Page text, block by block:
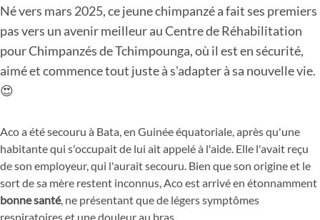
Né vers mars 2025, ce jeune chimpanzé a fait ses premiers
pas vers un avenir meilleur au Centre de Réhabilitation
pour Chimpanzés de Tchimpounga, où il est en sécurité,
aimé et commence tout juste à s'adapter à sa nouvelle vie.
😍
Aco a été secouru à Bata, en Guinée équatoriale, après qu'une
habitante qui s'occupait de lui ait appelé à l'aide. Elle l'avait reçu
de son employeur, qui l'aurait secouru. Bien que son origine et le
sort de sa mère restent inconnus, Aco est arrivé en étonnamment
bonne santé, ne présentant que de légers symptômes
respiratoires et une douleur au bras.